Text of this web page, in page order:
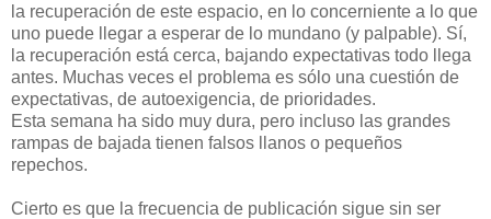
la recuperación de este espacio, en lo concerniente a lo que
uno puede llegar a esperar de lo mundano (y palpable). Sí,
la recuperación está cerca, bajando expectativas todo llega
antes. Muchas veces el problema es sólo una cuestión de
expectativas, de autoexigencia, de prioridades.
Esta semana ha sido muy dura, pero incluso las grandes
rampas de bajada tienen falsos llanos o pequeños
repechos.
Cierto es que la frecuencia de publicación sigue sin ser